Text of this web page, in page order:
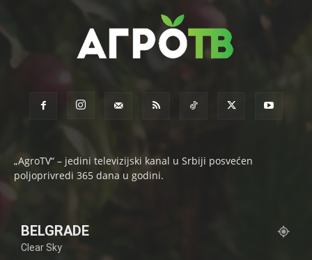
„AgroTV“ – jedini televizijski kanal u Srbiji posvećen
poljoprivredi 365 dana u godini.
BELGRADE
Clear Sky